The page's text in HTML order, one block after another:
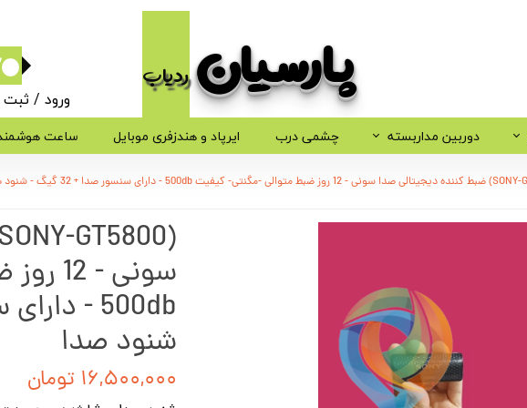
پارسیان​​​​​​​ردیاب
ورود /ثبت
حساب
خروج از
دوربین مداربسته چشمی درب ایرپاد و هندزفری موبایل ساعت
سونی
شنود صدا
۱۶,۵۰۰,۰۰۰ تومان